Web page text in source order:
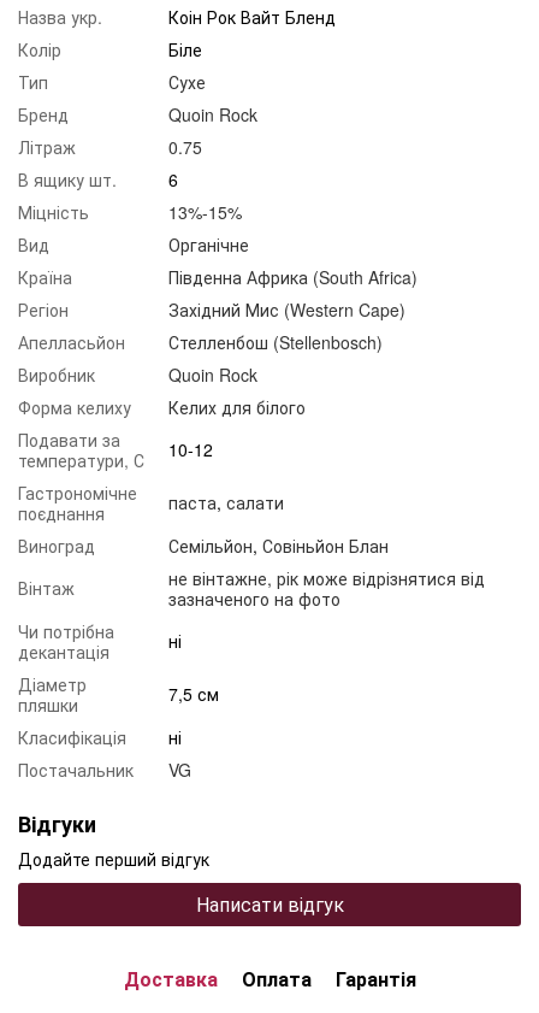
Назва укр.
Коін Рок Вайт Бленд
Колір
Біле
Тип
Сухе
Бренд
Quoin Rock
Літраж
0.75
В ящику шт.
6
Міцність
13%-15%
Вид
Органічне
Країна
Південна Африка (South Africa)
Регіон
Західний Мис (Western Cape)
Апелласьйон
Стелленбош (Stellenbosch)
Виробник
Quoin Rock
Форма келиху
Келих для білого
Подавати за
температури, С
10-12
Гастрономічне
поєднання
паста, салати
Виноград
Семільйон, Совіньйон Блан
Вінтаж
не вінтажне, рік може відрізнятися від
зазначеного на фото
Чи потрібна
декантація
ні
Діаметр
пляшки
7,5 см
Класифікація
ні
Постачальник
VG
Відгуки
Додайте перший відгук
Написати відгук
Доставка Оплата Гарантія